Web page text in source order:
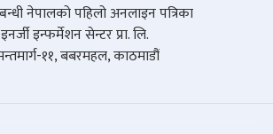
नेपालको पहिलो अनलाइन पत्रिका
इनर्जी इन्फर्मेशन सेन्टर प्रा. लि.
११, बबरमहल, काठमाडौं